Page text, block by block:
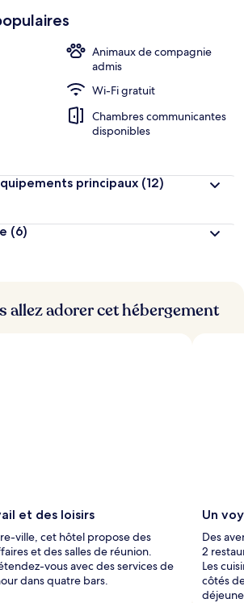
Animaux de compagnie
admis
Wi-Fi gratuit
Chambres communicantes
disponibles
principaux (12)
(6)
allez adorer cet hébergement
et des loisirs
ville, cet hôtel propose des
et des salles de réunion.
vous avec des services de
dans quatre bars.
Un
Des
2
Les
côtés